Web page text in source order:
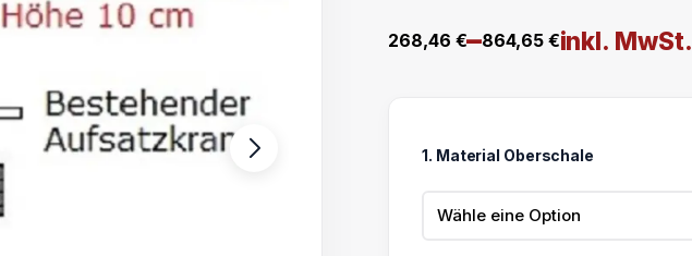
268,46 €–864,65 €
Preisspanne:
bis
864,65 €
inkl. MwSt.
1. Material Oberschale